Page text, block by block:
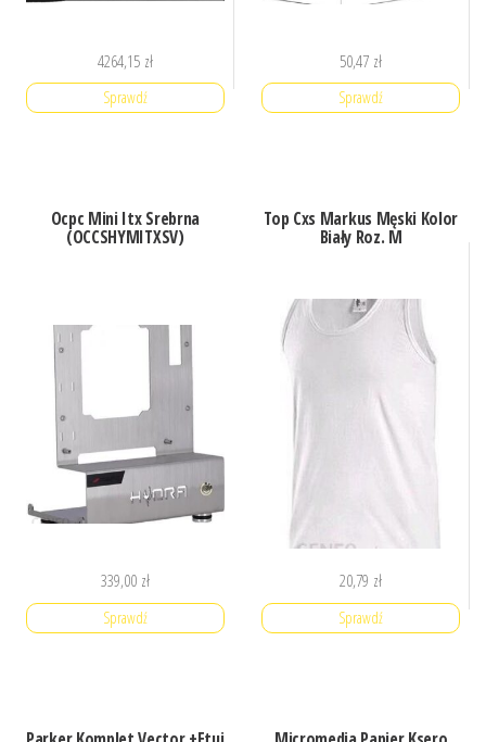
4264,15 zł
Sprawdź
50,47 zł
Sprawdź
Ocpc Mini Itx Srebrna
(OCCSHYMITXSV)
339,00 zł
Sprawdź
Top Cxs Markus Męski Kolor
Biały Roz. M
20,79 zł
Sprawdź